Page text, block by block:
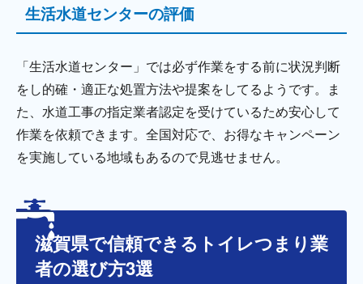
生活水道センターの評価
「生活水道センター」では必ず作業をする前に状況判断
をし的確・適正な処置方法や提案をしてるようです。ま
た、水道工事の指定業者認定を受けているため安心して
作業を依頼できます。全国対応で、お得なキャンペーン
を実施している地域もあるので見逃せません。
滋賀県で信頼できるトイレつまり業
者の選び方3選